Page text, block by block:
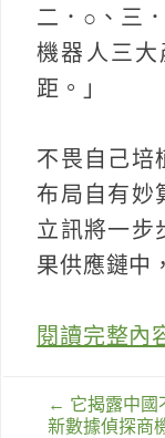
二．○、三
機器人三
距。」
不畏自己培
布局自有妙
立訊將一步
果供應鏈中
閱讀完整內
文
章
← 它揭露中國
新數據偵探商